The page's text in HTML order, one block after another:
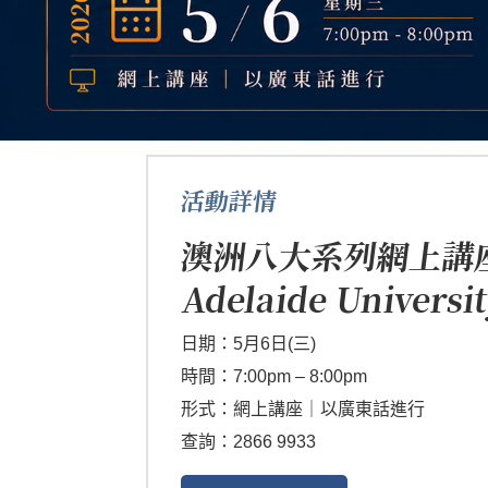
活動詳情
澳洲八大系列網上講
Adelaide
日期：5月6日(三)
時間：7:00pm – 8:00pm
形式：網上講座｜以廣東話進行
查詢：2866 9933